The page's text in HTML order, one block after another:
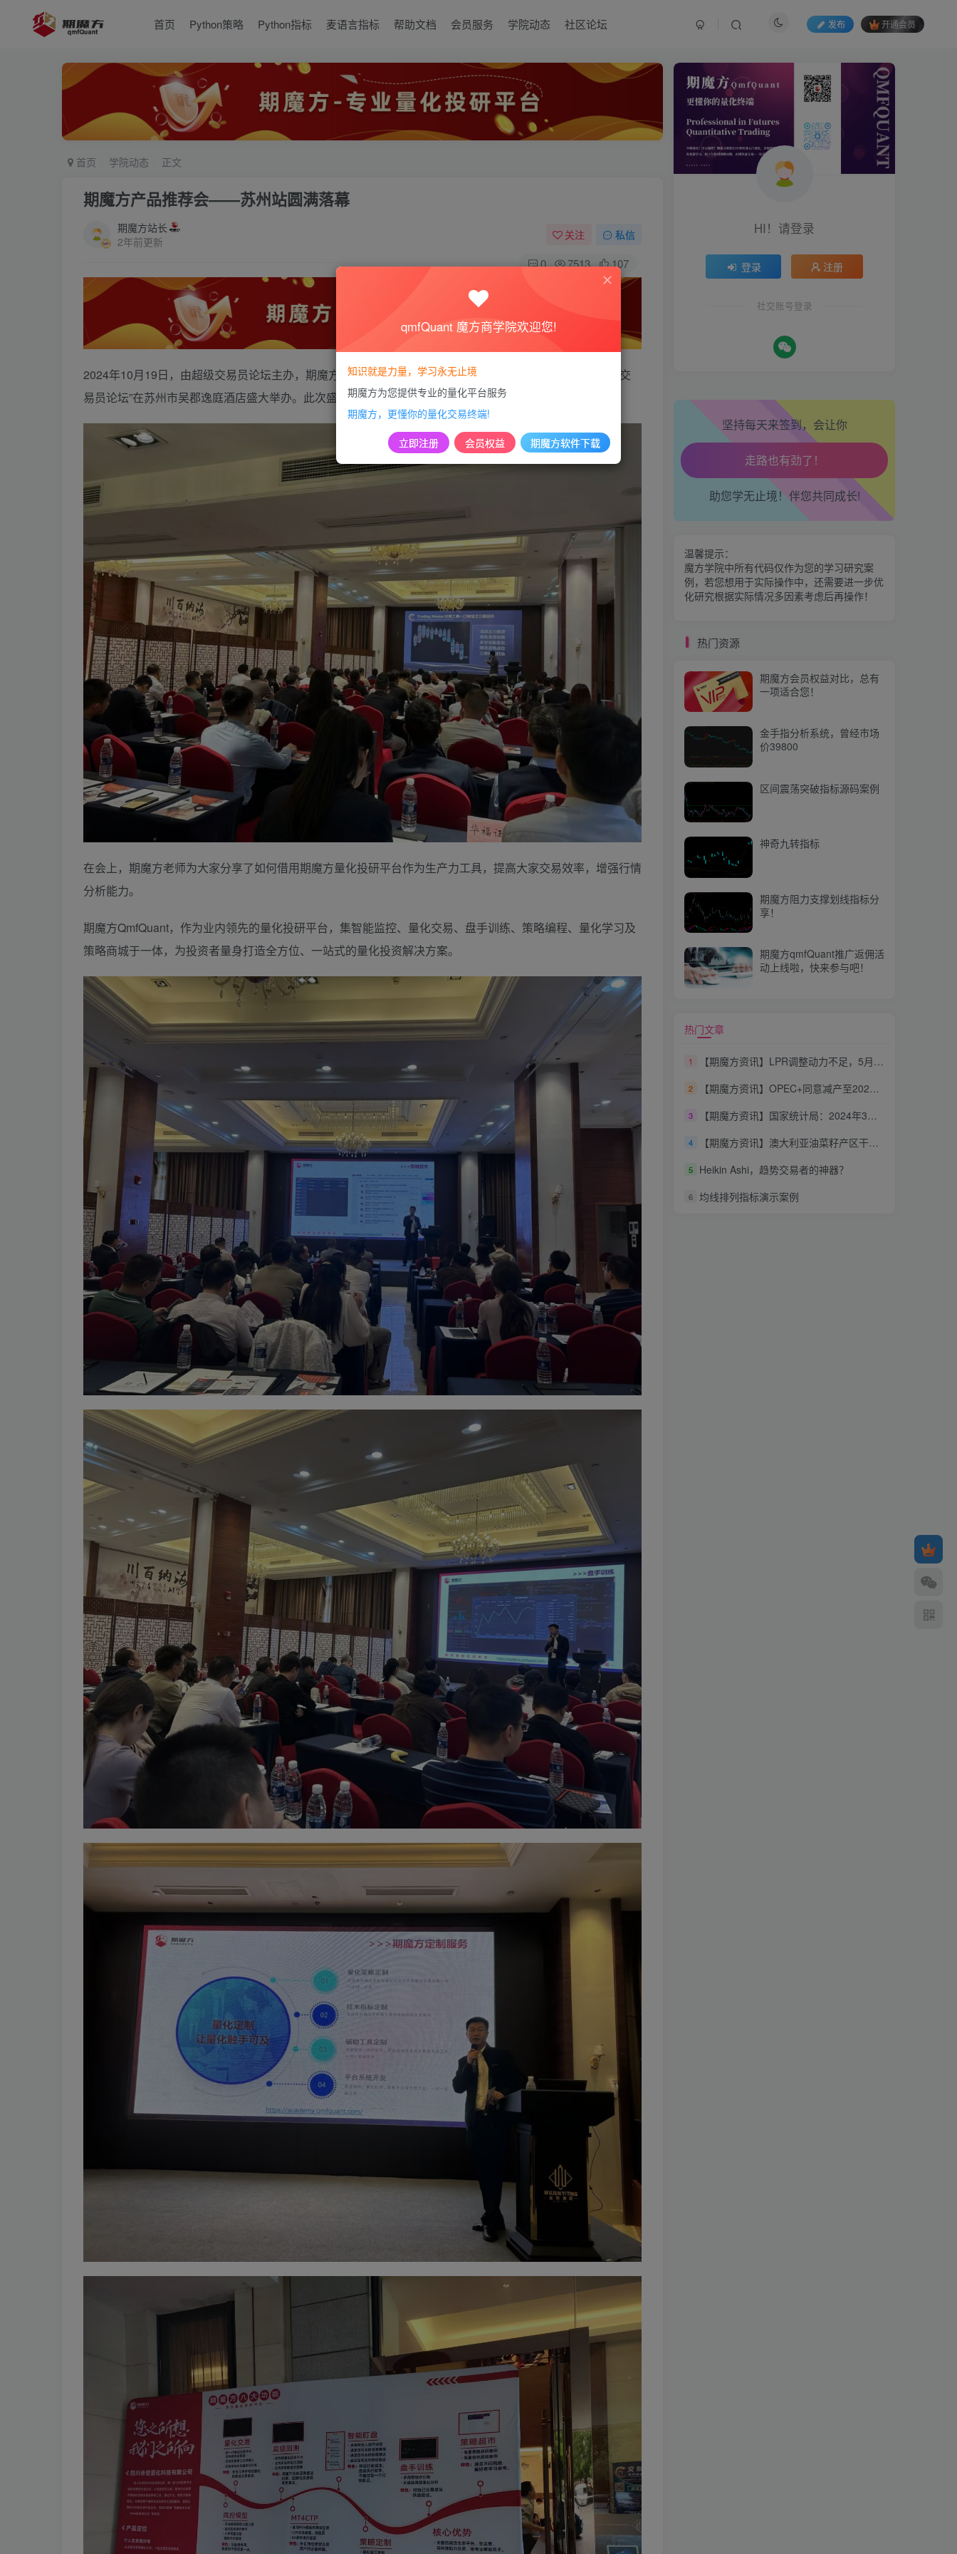
首页 Python策略 Python指标 麦语言指标 帮助文档 会员服务 学院动态 社区论坛 发布 开通会员
首页 学院动态 正文
期魔方产品推荐会——苏州站圆满落幕
期魔方站长
2年前更新
关注 私信
0 7513 107
2024年10月19日，由超级交易员论坛主办，期魔方金牌赞助，以及数十家合作机构单位支持的“期魔方·超级交
易员论坛”在苏州市吴郡逸庭酒店盛大举办。此次盛会吸引了超过100名交易爱好者和机构团队积极参与。
在会上，期魔方老师为大家分享了如何借用期魔方量化投研平台作为生产力工具，提高大家交易效率，增强行情
分析能力。
期魔方QmfQuant，作为业内领先的量化投研平台，集智能监控、量化交易、盘手训练、策略编程、量化学习及
策略商城于一体，为投资者量身打造全方位、一站式的量化投资解决方案。
HI！请登录
登录 注册
社交账号登录
期魔方会员权益对比，总有
一项适合您！
金手指分析系统，曾经市场
价39800
神奇九转指标
热门文章
1 【期魔方资讯】LPR调整动力不足，5月报价维持“按兵不动”
2 【期魔方资讯】OPEC+同意减产至2025年底，市场反应平淡，油价短期承压
3 【期魔方资讯】国家统计局：2024年3月份工业生产者出厂价格同比下降2.8%
4 【期魔方资讯】澳大利亚油菜籽产区干旱影响深度分析
Heikin Ashi，趋势交易者的神器？
6 均线排列指标演示案例
HI！请登录
登录 注册
社交账号登录
坚持每天来签到，会让你
心情也舒畅了！
走路也有劲了！
腰也不酸了！
助您学无止境！伴您共同成长!
温馨提示：
魔方学院中所有代码仅作为您的学习研究案
例，若您想用于实际操作中，还需要进一步优
化研究根据实际情况多因素考虑后再操作！
热门资源
期魔方会员权益对比，总有
一项适合您！
金手指分析系统，曾经市场
价39800
区间震荡突破指标源码案例
神奇九转指标
期魔方阻力支撑划线指标分
享！
期魔方qmfQuant推广返佣活
动上线啦，快来参与吧！
热门文章
1 【期魔方资讯】LPR调整动力不足，5月报价维持“按兵不动”
2 【期魔方资讯】OPEC+同意减产至2025年底，市场反应平淡，油价短期承压
3 【期魔方资讯】国家统计局：2024年3月份工业生产者出厂价格同比下降2.8%
4 【期魔方资讯】澳大利亚油菜籽产区干旱影响深度分析
5 Heikin Ashi，趋势交易者的神器？
6 均线排列指标演示案例
qmfQuant 魔方商学院欢迎您!
知识就是力量，学习永无止境
期魔方为您提供专业的量化平台服务
期魔方，更懂你的量化交易终端!
立即注册 会员权益 期魔方软件下载